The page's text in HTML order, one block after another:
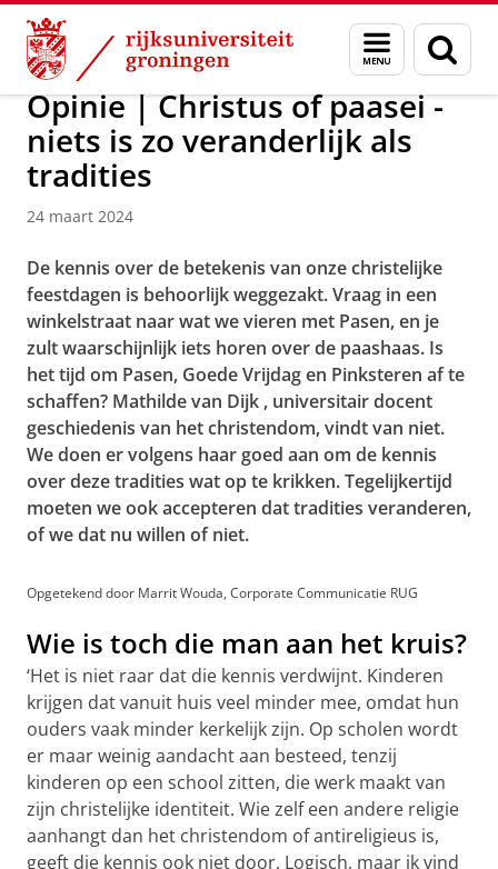
Skip
Content
Skip
Navigation
Menu
en
zoeken
Over ons Actueel Nieuws
Opinie | Christus of paasei -
niets is zo veranderlijk als
tradities
24 maart 2024
De kennis over de betekenis van onze christelijke
feestdagen is behoorlijk weggezakt. Vraag in een
winkelstraat naar wat we vieren met Pasen, en je
zult waarschijnlijk iets horen over de paashaas. Is
het tijd om Pasen, Goede Vrijdag en Pinksteren af te
schaffen? Mathilde van Dijk , universitair docent
geschiedenis van het christendom, vindt van niet.
We doen er volgens haar goed aan om de kennis
over deze tradities wat op te krikken. Tegelijkertijd
moeten we ook accepteren dat tradities veranderen,
of we dat nu willen of niet.
Opgetekend door Marrit Wouda, Corporate Communicatie RUG
Wie is toch die man aan het kruis?
‘Het is niet raar dat die kennis verdwijnt. Kinderen
krijgen dat vanuit huis veel minder mee, omdat hun
ouders vaak minder kerkelijk zijn. Op scholen wordt
er maar weinig aandacht aan besteed, tenzij
kinderen op een school zitten, die werk maakt van
zijn christelijke identiteit. Wie zelf een andere religie
aanhangt dan het christendom of antireligieus is,
geeft die kennis ook niet door. Logisch, maar ik vind